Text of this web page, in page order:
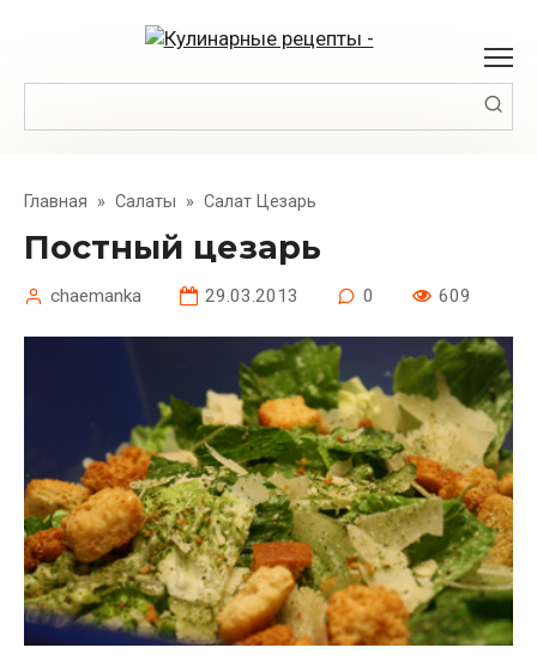
Главная » Салаты » Салат Цезарь
Постный цезарь
chaemanka 29.03.2013 0 609